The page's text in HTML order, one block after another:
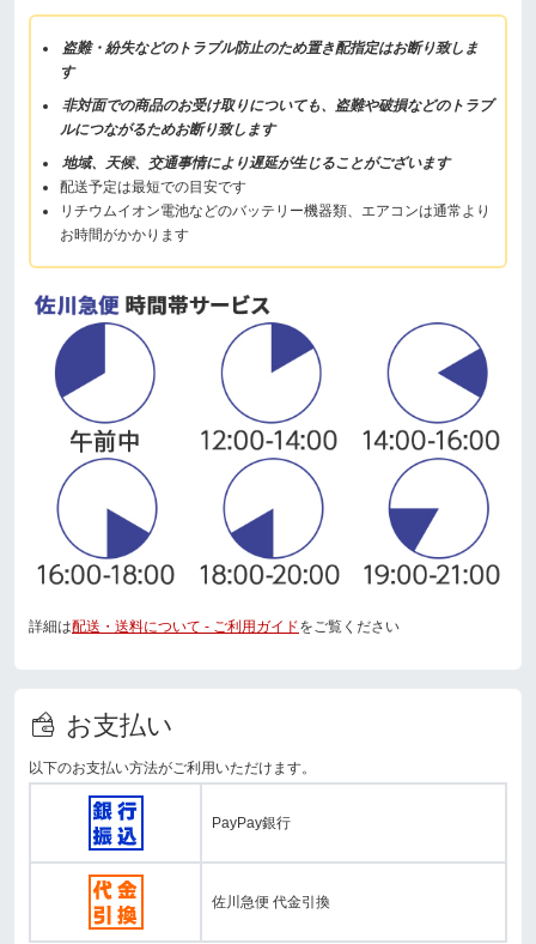
盗難・紛失などのトラブル防止のため置き配指定はお断り致しま
す
非対面での商品のお受け取りについても、盗難や破損などのトラブ
ルにつながるためお断り致します
地域、天候、交通事情により遅延が生じることがございます
配送予定は最短での目安です
リチウムイオン電池などのバッテリー機器類、エアコンは通常より
お時間がかかります
詳細は配送・送料について - ご利用ガイドをご覧ください
お支払い
以下のお支払い方法がご利用いただけます。
PayPay銀行
佐川急便 代金引換